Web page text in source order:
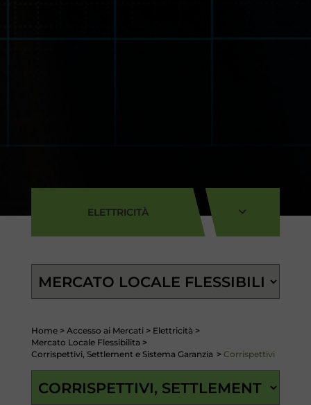
ELETTRICITÀ
Home > Accesso ai Mercati > Elettricità >
Mercato Locale Flessibilita >
Corrispettivi, Settlement e Sistema Garanzia > Corrispettivi